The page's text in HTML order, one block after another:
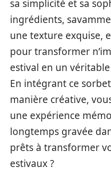
sa simplicité et sa
ingrédients,
une texture exquise,
pour transformer
estival en un
En intégrant ce
manière créative,
une expérience
longtemps gravée
prêts à transformer
estivaux ?